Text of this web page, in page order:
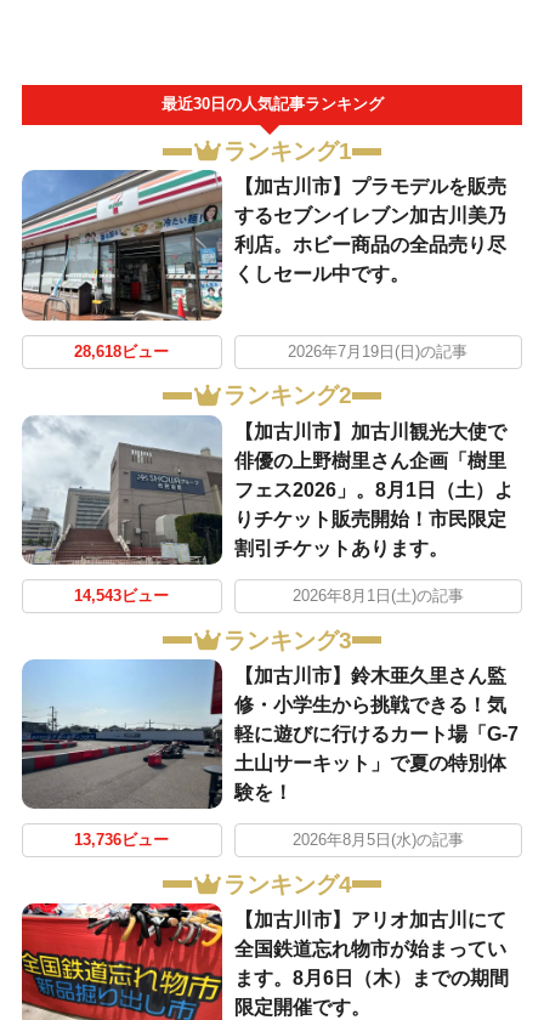
最近30日の人気記事ランキング
ランキング1
【加古川市】プラモデルを販売
するセブンイレブン加古川美乃
利店。ホビー商品の全品売り尽
くしセール中です。
28,618ビュー 2026年7月19日(日)の記事
ランキング2
【加古川市】加古川観光大使で
俳優の上野樹里さん企画「樹里
フェス2026」。8月1日（土）よ
りチケット販売開始！市民限定
割引チケットあります。
14,543ビュー 2026年8月1日(土)の記事
ランキング3
【加古川市】鈴木亜久里さん監
修・小学生から挑戦できる！気
軽に遊びに行けるカート場「G-7
土山サーキット」で夏の特別体
験を！
13,736ビュー 2026年8月5日(水)の記事
ランキング4
【加古川市】アリオ加古川にて
全国鉄道忘れ物市が始まってい
ます。8月6日（木）までの期間
限定開催です。